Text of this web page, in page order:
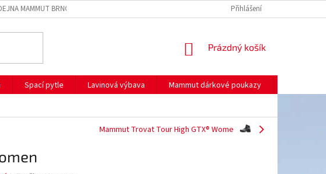
MAMMUT BRNO Přihlášení
NÁKUPNÍ
Prázdný košík
Spací pytle Lavinová výbava Mammut dárkové poukazy
Mammut Trovat Tour High GTX® Wome